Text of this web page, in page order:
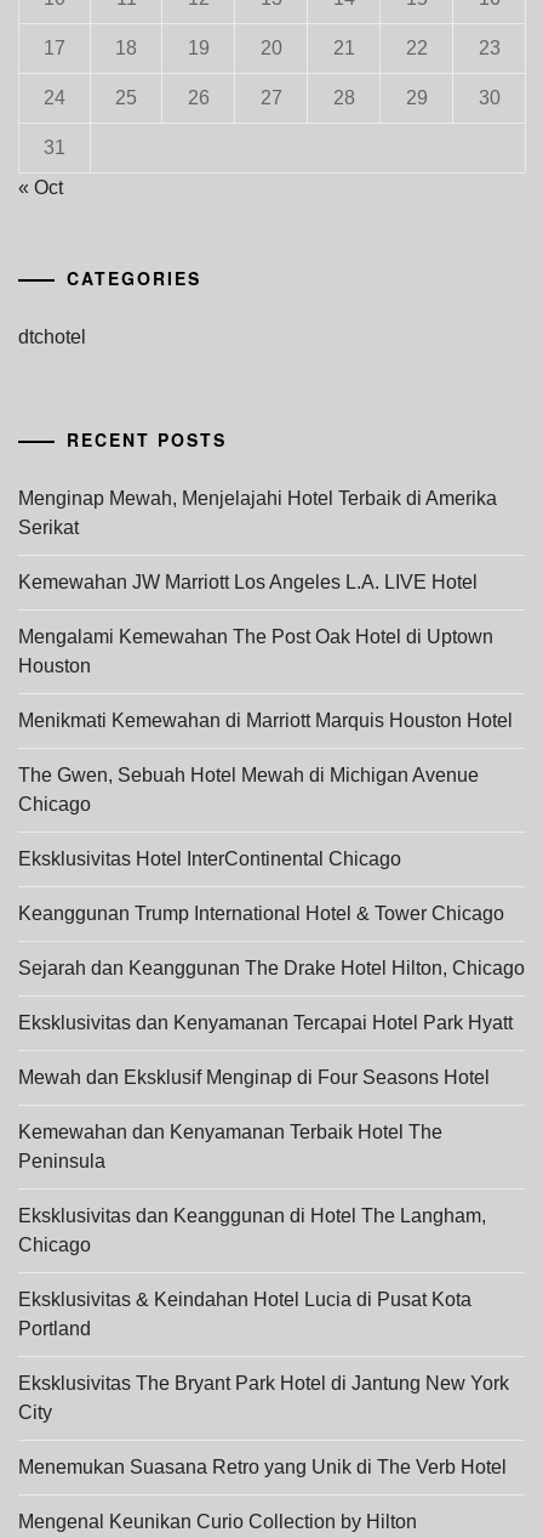
17 18 19 20 21 22 23
24 25 26 27 28 29 30
31
« Oct
CATEGORIES
dtchotel
RECENT POSTS
Menginap Mewah, Menjelajahi Hotel Terbaik di Amerika
Serikat
Kemewahan JW Marriott Los Angeles L.A. LIVE Hotel
Mengalami Kemewahan The Post Oak Hotel di Uptown
Houston
Menikmati Kemewahan di Marriott Marquis Houston Hotel
The Gwen, Sebuah Hotel Mewah di Michigan Avenue
Chicago
Eksklusivitas Hotel InterContinental Chicago
Keanggunan Trump International Hotel & Tower Chicago
Sejarah dan Keanggunan The Drake Hotel Hilton, Chicago
Eksklusivitas dan Kenyamanan Tercapai Hotel Park Hyatt
Mewah dan Eksklusif Menginap di Four Seasons Hotel
Kemewahan dan Kenyamanan Terbaik Hotel The
Peninsula
Eksklusivitas dan Keanggunan di Hotel The Langham,
Chicago
Eksklusivitas & Keindahan Hotel Lucia di Pusat Kota
Portland
Eksklusivitas The Bryant Park Hotel di Jantung New York
City
Menemukan Suasana Retro yang Unik di The Verb Hotel
Mengenal Keunikan Curio Collection by Hilton